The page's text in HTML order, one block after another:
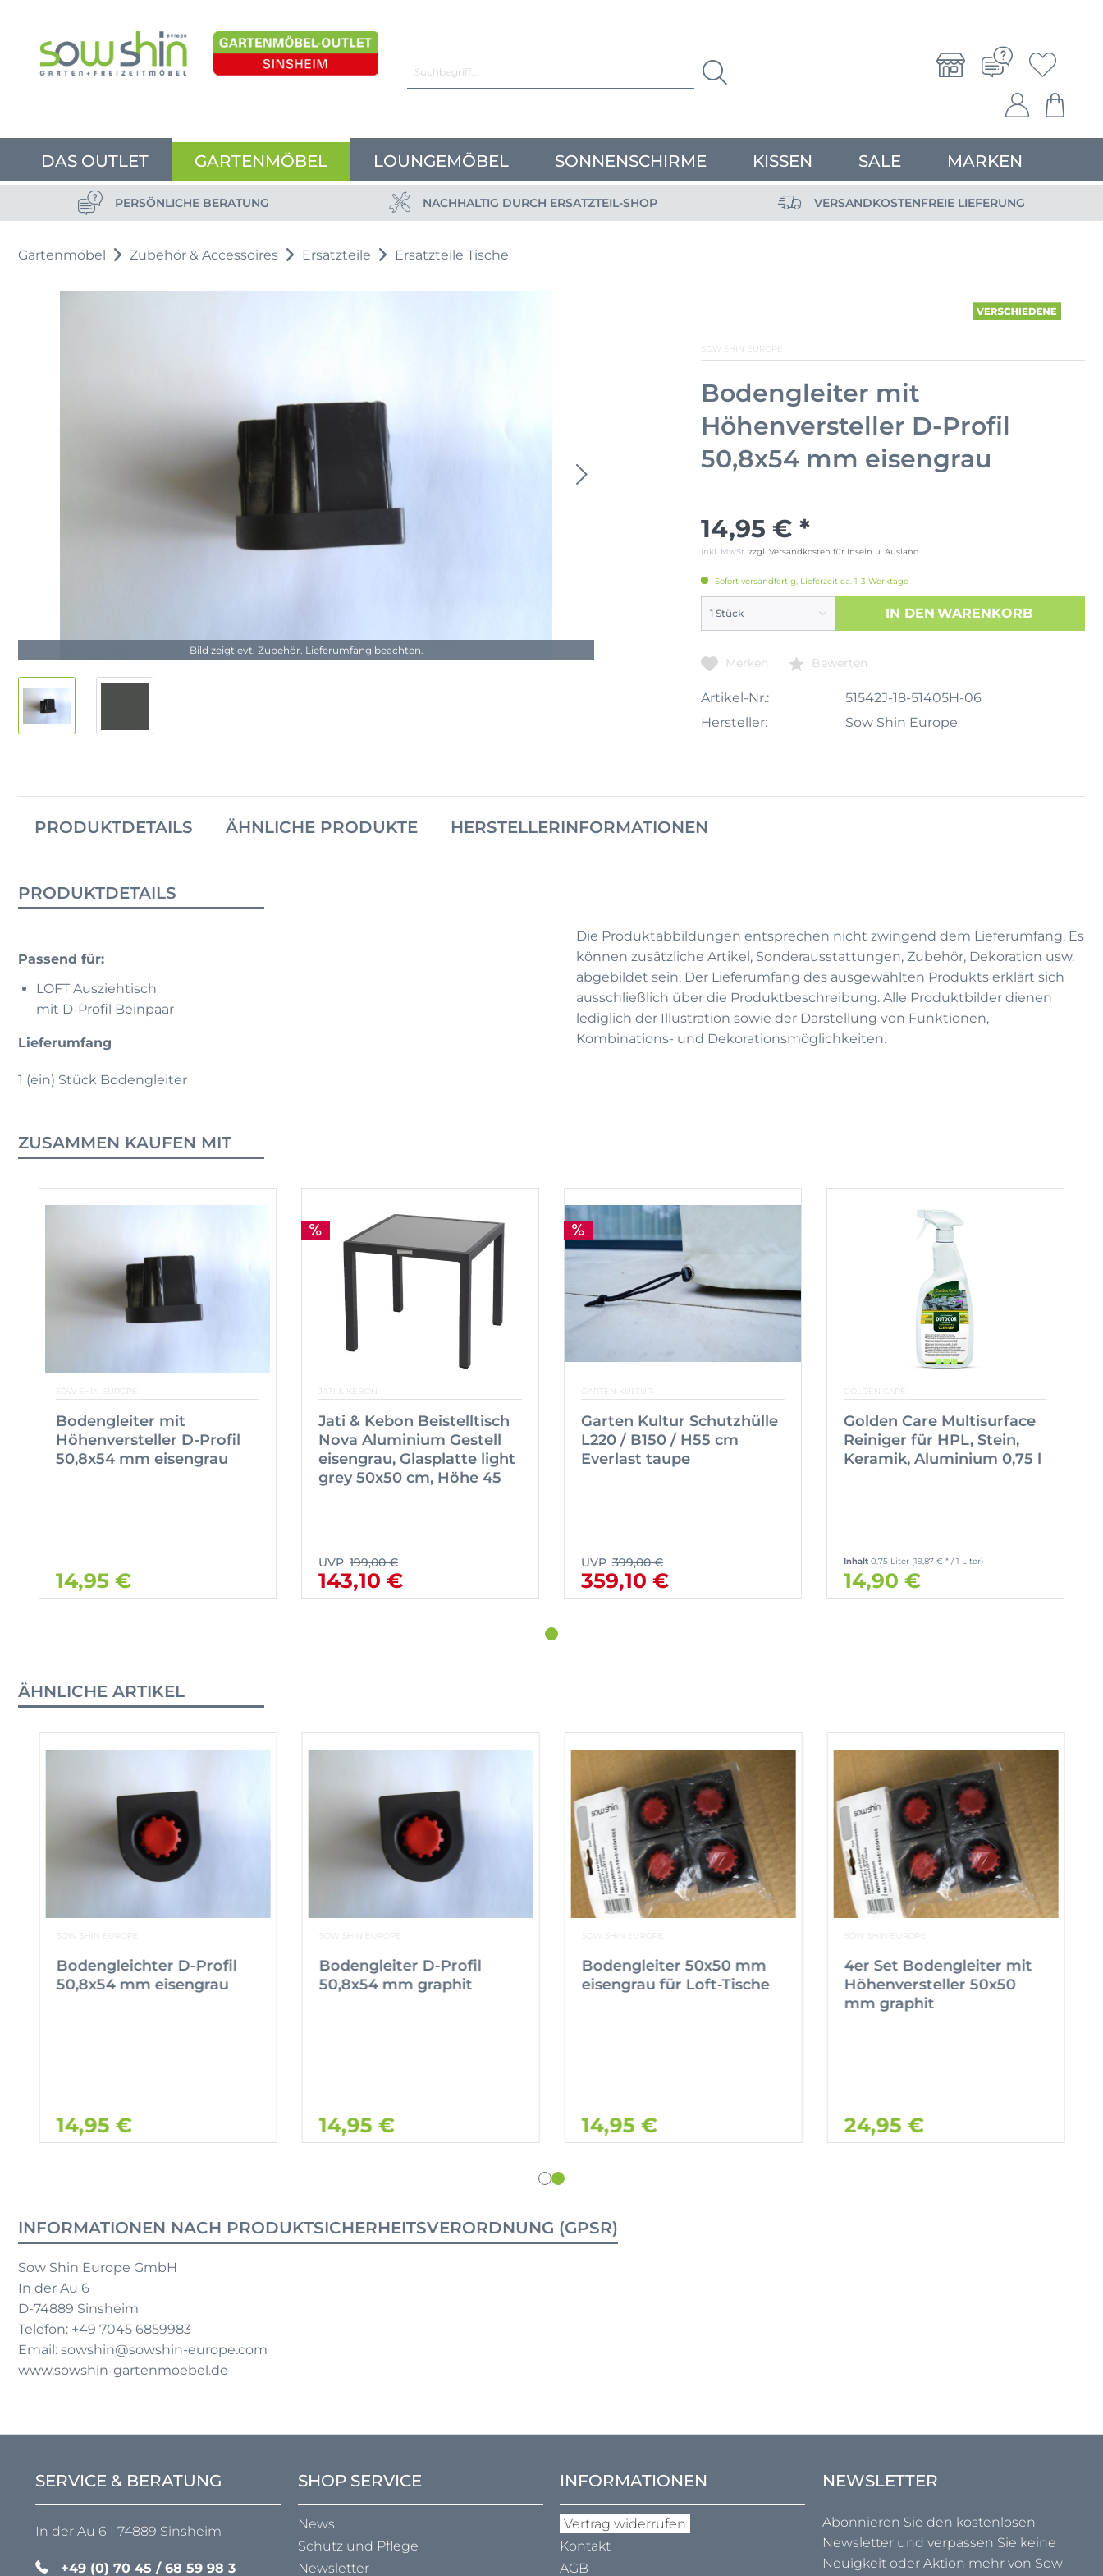
DAS OUTLET GARTENMÖBEL LOUNGEMÖBEL SONNENSCHIRME KISSEN SALE MARKEN
PERSÖNLICHE BERATUNG NACHHALTIG DURCH ERSATZTEIL-SHOP VERSANDKOSTENFREIE LIEFERUNG
Gartenmöbel Zubehör & Accessoires Ersatzteile Ersatzteile Tische
Bild zeigt evt. Zubehör. Lieferumfang beachten.
SOW SHIN EUROPE
Bodengleiter mit
Höhenversteller D-Profil
50,8x54 mm eisengrau
14,95 € *
inkl. MwSt. zzgl. Versandkosten für Inseln u. Ausland
Sofort versandfertig, Lieferzeit ca. 1-3 Werktage
IN DEN WARENKORB
Merken Bewerten
Artikel-Nr.:
51542J-18-51405H-06
Hersteller:
Sow Shin Europe
PRODUKTDETAILS ÄHNLICHE PRODUKTE HERSTELLERINFORMATIONEN
PRODUKTDETAILS
Passend für:
LOFT Ausziehtisch
mit D-Profil Beinpaar
Lieferumfang
1 (ein) Stück Bodengleiter
Die Produktabbildungen entsprechen nicht zwingend dem Lieferumfang. Es
können zusätzliche Artikel, Sonderausstattungen, Zubehör, Dekoration usw.
abgebildet sein. Der Lieferumfang des ausgewählten Produkts erklärt sich
ausschließlich über die Produktbeschreibung. Alle Produktbilder dienen
lediglich der Illustration sowie der Darstellung von Funktionen,
Kombinations- und Dekorationsmöglichkeiten.
ZUSAMMEN KAUFEN MIT
SOW SHIN EUROPE
Bodengleiter mit
Höhenversteller D-Profil
50,8x54 mm eisengrau
14,95 €
JATI & KEBON
Jati & Kebon Beistelltisch
Nova Aluminium Gestell
eisengrau, Glasplatte light
grey 50x50 cm, Höhe 45
UVP 199,00 €
143,10 €
GARTEN KULTUR
Garten Kultur Schutzhülle
L220 / B150 / H55 cm
Everlast taupe
UVP 399,00 €
359,10 €
GOLDEN CARE
Golden Care Multisurface
Reiniger für HPL, Stein,
Keramik, Aluminium 0,75 l
Inhalt 0.75 Liter (19,87 € * / 1 Liter)
14,90 €
ÄHNLICHE ARTIKEL
SOW SHIN EUROPE
Bodengleichter D-Profil
50,8x54 mm eisengrau
14,95 €
SOW SHIN EUROPE
Bodengleiter D-Profil
50,8x54 mm graphit
14,95 €
SOW SHIN EUROPE
Bodengleiter 50x50 mm
eisengrau für Loft-Tische
14,95 €
SOW SHIN EUROPE
4er Set Bodengleiter mit
Höhenversteller 50x50
mm graphit
24,95 €
INFORMATIONEN NACH PRODUKTSICHERHEITSVERORDNUNG (GPSR)
Sow Shin Europe GmbH
In der Au 6
D-74889 Sinsheim
Telefon: +49 7045 6859983
Email: sowshin@sowshin-europe.com
www.sowshin-gartenmoebel.de
SERVICE & BERATUNG
In der Au 6 | 74889 Sinsheim
+49 (0) 70 45 / 68 59 98 3
SHOP SERVICE
News
Schutz und Pflege
Newsletter
INFORMATIONEN
Vertrag widerrufen
Kontakt
AGB
NEWSLETTER
Abonnieren Sie den kostenlosen
Newsletter und verpassen Sie keine
Neuigkeit oder Aktion mehr von Sow